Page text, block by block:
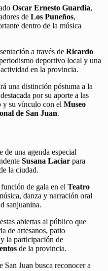
Oscar Ernesto Guardia,
de Los Puneños,
dentro de la música
a través de Ricardo
deportivo local y una
en la provincia.
una distinción póstuma a la
por su aporte a las
y su vínculo con el Museo
de San Juan.
una agenda especial
Susana Laciar para
la ciudad.
de gala en el Teatro
danza y narración oral
sanjuanina.
abiertas al público que
de artesanos, patio
la participación de
de la provincia.
Juan busca reconocer a